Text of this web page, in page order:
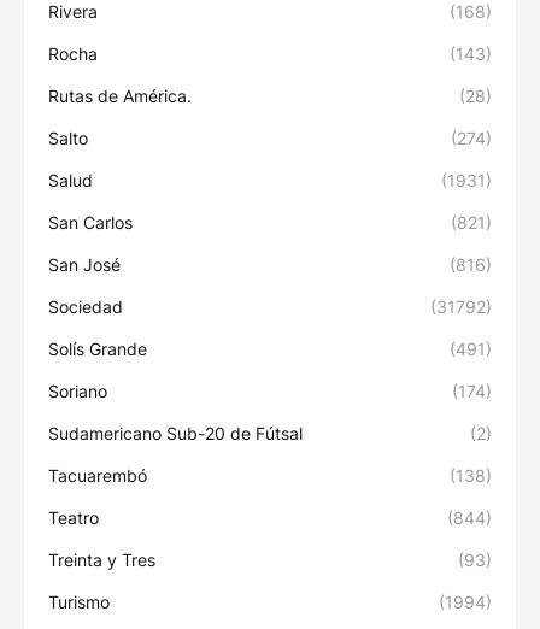
Rivera (168)
Rocha (143)
Rutas de América. (28)
Salto (274)
Salud (1931)
San Carlos (821)
San José (816)
Sociedad (31792)
Solís Grande (491)
Soriano (174)
Sudamericano Sub-20 de Fútsal (2)
Tacuarembó (138)
Teatro (844)
Treinta y Tres (93)
Turismo (1994)